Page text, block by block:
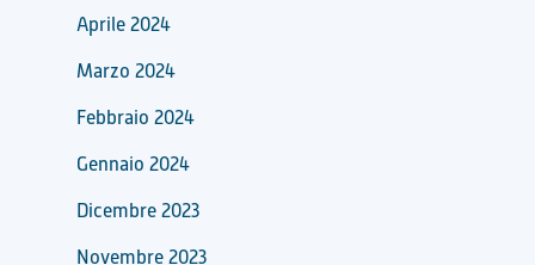
Aprile 2024
Marzo 2024
Febbraio 2024
Gennaio 2024
Dicembre 2023
Novembre 2023